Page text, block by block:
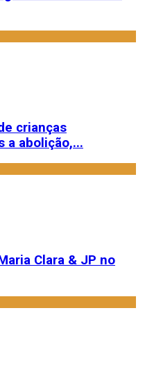
crianças
a abolição,...
Clara & JP no